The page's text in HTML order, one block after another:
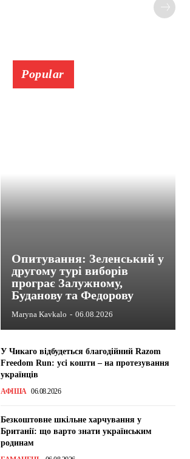
Popular
Опитування: Зеленський у
другому турі виборів
програє Залужному,
Буданову та Федорову
Maryna Kavkalo - 06.08.2026
У Чикаго відбудеться благодійний Razom
Freedom Run: усі кошти – на протезування
українців
АФІША 06.08.2026
Безкоштовне шкільне харчування у
Британії: що варто знати українським
родинам